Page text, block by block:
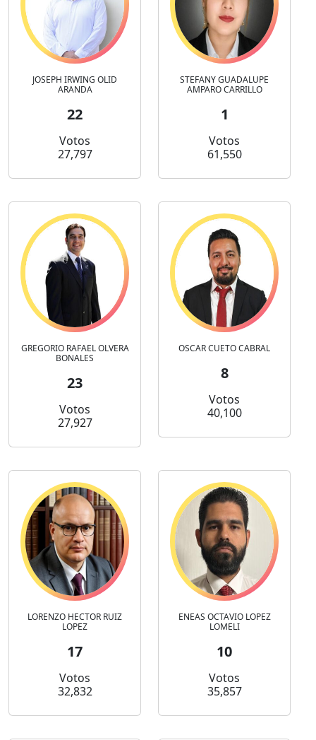
JOSEPH IRWING OLID
ARANDA
22
Votos
27,797
STEFANY GUADALUPE
AMPARO CARRILLO
1
Votos
61,550
GREGORIO RAFAEL OLVERA
BONALES
23
Votos
27,927
OSCAR CUETO CABRAL
8
Votos
40,100
LORENZO HECTOR RUIZ
LOPEZ
17
Votos
32,832
ENEAS OCTAVIO LOPEZ
LOMELI
10
Votos
35,857